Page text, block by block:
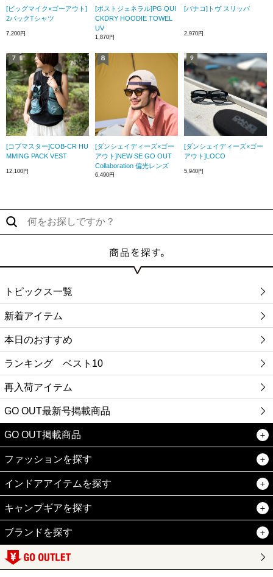
[ビッグマイク×ゴーアウト]
2パックTシャツ
7,200円
[ポストジェネラル]PG QUI
CKDRY HOODIE TOWEL
UV
1,870円
[バナコ]トヴ スリッパ
2,970円
[コブマスター]COB-CR HU
MMING PACK VEST
12,100円
[ダンシェイディーズ×ゴー
アウト]NEW SE GO OUT
Collaboration 偏光レンズ
6,490円
[ダンシェイディーズ×ゴー
アウト]LOCO
5,940円
トピックス一覧
新着アイテム
本日のおすすめ
ランキング ベスト10
再入荷アイテム
GO OUT最新号掲載商品
GO OUT掲載商品
ファッションを探す
インドアアイテムを探す
キャンプギアを探す
ブランドを探す